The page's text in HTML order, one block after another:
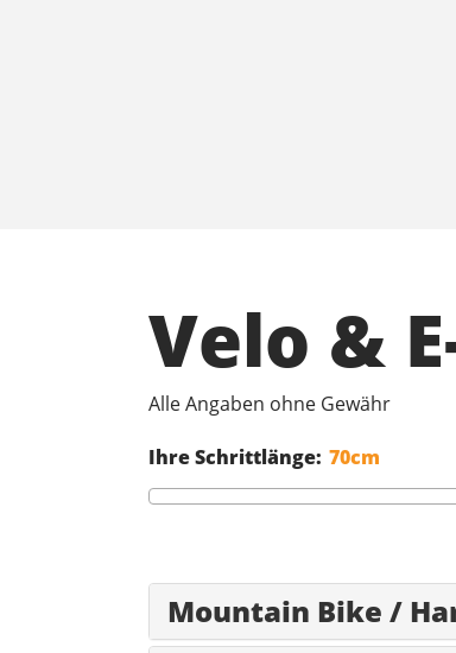
Velo &
Alle Angaben ohne Gewähr
Ihre Schrittlänge:
Mountain Bike /